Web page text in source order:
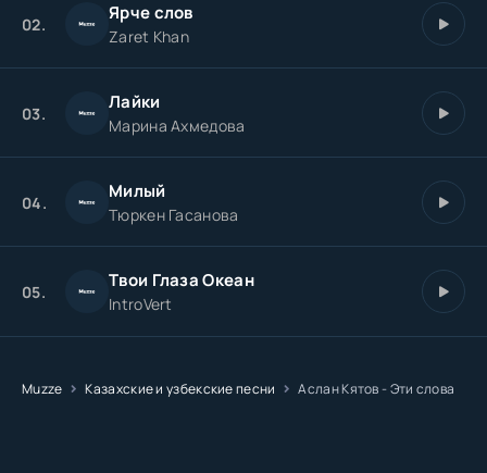
02. Ярче cлов
Zaret Khan
03. Лайки
Марина Ахмедова
04. Милый
Тюркен Гасанова
05. Твои Глаза Океан
IntroVert
Muzze Казахские и узбекские песни Аслан Кятов - Эти слова